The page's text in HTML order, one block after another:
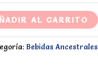
AL CARRITO
Bebidas Ancestrales